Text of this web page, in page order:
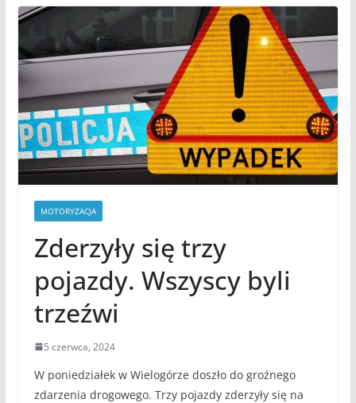
MOTORYZACJA
Zderzyły się trzy
pojazdy. Wszyscy byli
trzeźwi
5 czerwca, 2024
W poniedziałek w Wielogórze doszło do groźnego
zdarzenia drogowego. Trzy pojazdy zderzyły się na